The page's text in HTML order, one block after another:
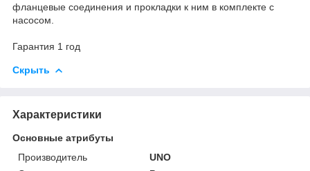
фланцевые соединения и прокладки к ним в комплекте с
насосом.
Гарантия 1 год
Скрыть
Характеристики
Основные атрибуты
Производитель
UNO